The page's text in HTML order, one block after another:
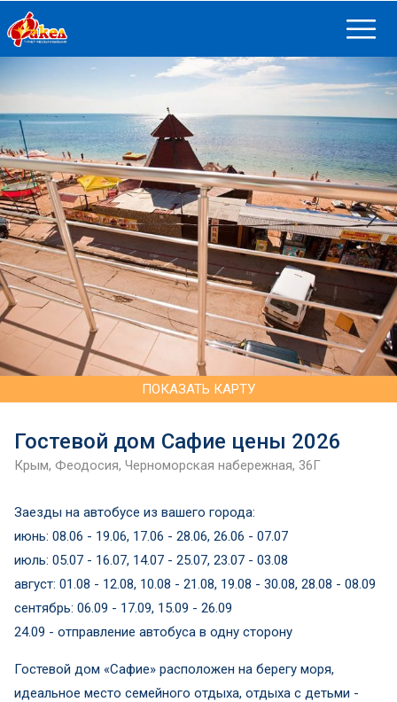
ПОКАЗАТЬ КАРТУ
Гостевой дом Сафие цены 2026
Крым, Феодосия, Черноморская набережная, 36Г
Заезды на автобусе из вашего города:
июнь: 08.06 - 19.06, 17.06 - 28.06, 26.06 - 07.07
июль: 05.07 - 16.07, 14.07 - 25.07, 23.07 - 03.08
август: 01.08 - 12.08, 10.08 - 21.08, 19.08 - 30.08, 28.08 - 08.09
сентябрь: 06.09 - 17.09, 15.09 - 26.09
24.09 - отправление автобуса в одну сторону
Гостевой дом «Сафие» расположен на берегу моря,
идеальное место семейного отдыха, отдыха с детьми -